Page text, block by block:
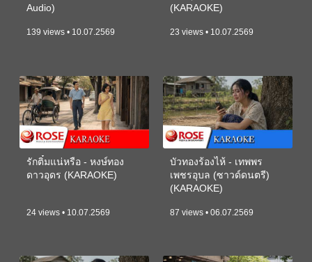
Audio)
139 views • 10.07.2569
(KARAOKE)
23 views • 10.07.2569
รักติ๋มแน่หรือ - หงษ์ทอง
ดาวอุดร (KARAOKE)
24 views • 10.07.2569
บัวทองร้องไห้ - เทพพร
เพชรอุบล (ซาวด์ดนตรี)
(KARAOKE)
87 views • 06.07.2569